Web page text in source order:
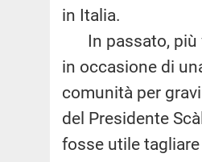
in Italia.
In passato, più
in occasione di
comunità per
del Presidente
fosse utile